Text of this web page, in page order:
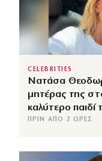
CELEBRITIES
Νατάσα
μητέρας της
καλύτερο
ΠΡΙΝ ΑΠΌ 2 ΏΡΕΣ